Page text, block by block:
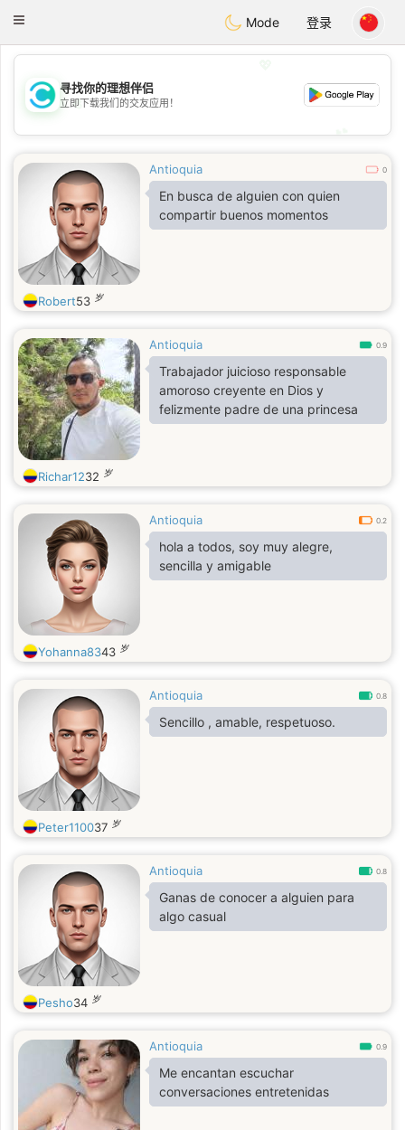
Citas
Toggle
Mode 登录
💖
💕
寻找你的理想伴侣
立即下载我们的交友应用！
Antioquia 0
En busca de alguien con quien
compartir buenos momentos
Robert53 岁
Antioquia 0.9
Trabajador juicioso responsable
amoroso creyente en Dios y
felizmente padre de una princesa
Richar1232 岁
Antioquia 0.2
hola a todos, soy muy alegre,
sencilla y amigable
Yohanna8343 岁
Antioquia 0.8
Sencillo , amable, respetuoso.
Peter110037 岁
Antioquia 0.8
Ganas de conocer a alguien para
algo casual
Pesho34 岁
Antioquia 0.9
Me encantan escuchar
conversaciones entretenidas